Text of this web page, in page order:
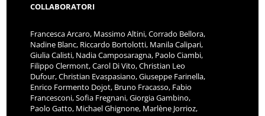
COLLABORATORI
Francesca Arcaro, Massimo Altini, Corrado Bellora,
Nadine Blanc, Riccardo Bortolotti, Manila Calipari,
Giulia Calisti, Nadia Camposaragna, Paolo Ciambi,
Filippo Clermont, Carol Di Vito, Christian Leo
Dufour, Christian Evaspasiano, Giuseppe Farinella,
Enrico Formento Dojot, Bruno Fracasso, Fabio
Francesconi, Sofia Fregnani, Giorgia Gambino,
Paolo Gatto, Michael Ghignone, Marlène Jorrioz,